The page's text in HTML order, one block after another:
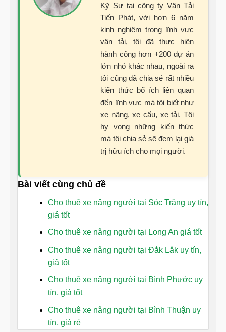
Kỹ Sư tại công ty Vận Tải
Tiến Phát, với hơn 6 năm
kinh nghiệm trong lĩnh vực
vận tải, tôi đã thực hiện
hành công hơn +200 dự án
lớn nhỏ khác nhau, ngoài ra
tôi cũng đã chia sẻ rất nhiều
kiến thức bổ ích liên quan
đến lĩnh vực mà tôi biết như
xe nâng, xe cẩu, xe tải. Tôi
hy vọng những kiến thức
mà tôi chia sẻ sẽ đem lại giá
trị hữu ích cho mọi người.
Bài viết cùng chủ đề
Cho thuê xe nâng người tại Sóc Trăng uy tín,
giá tốt
Cho thuê xe nâng người tại Long An giá tốt
Cho thuê xe nâng người tại Đắk Lắk uy tín,
giá tốt
Cho thuê xe nâng người tại Bình Phước uy
tín, giá tốt
Cho thuê xe nâng người tại Bình Thuận uy
tín, giá rẻ